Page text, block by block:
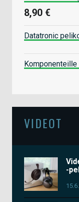
8,90 €
Datatronic
VIDEOT
-